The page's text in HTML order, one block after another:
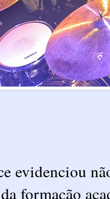
evidenciou
formação